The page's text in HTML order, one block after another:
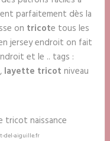
parfaitement dès la
on tricote tous les
jersey endroit on fait
et le .. tags :
layette tricot niveau
del-aiguille.fr